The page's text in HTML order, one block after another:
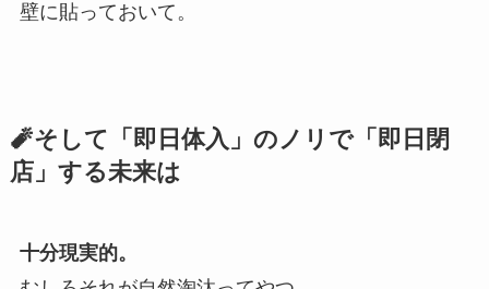
壁に貼っておいて。
🧨そして「即日体入」のノリで「即日閉
店」する未来は
十分現実的。